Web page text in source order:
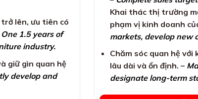
lên, ưu tiên có
One 1.5 years of
industry.
giữ gìn quan hệ
develop and
Khai thác thị trường
phạm vị kinh doanh
markets, develop new
Chăm sóc quan hệ
lâu dài và ổn định. –
designate long-term